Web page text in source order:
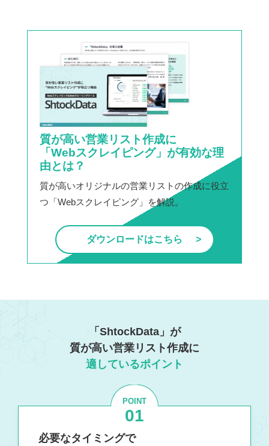
質が高い営業リスト作成に
「Webスクレイピング」が有効な理
由とは？
質が高いオリジナルの営業リストの作成に役立
つ「Webスクレイピング」を解説。
ダウンロードはこちら
「ShtockData」が
質が高い営業リスト作成に
適しているポイント
POINT
01
必要なタイミングで